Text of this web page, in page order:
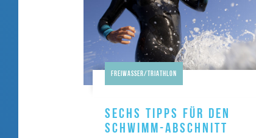
Freiwasser/Triathlon
SECHS TIPPS FÜR DEN
SCHWIMM-ABSCHNITT